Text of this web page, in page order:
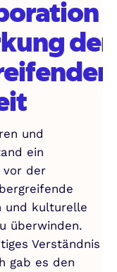
der
und
ein
vor der
und kulturelle
überwinden.
Verständnis
gab es den